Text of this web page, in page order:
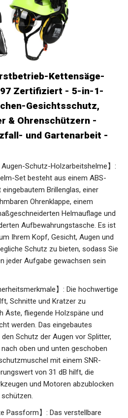
Kettensäge-
Zertifiziert - 5-in-1-
Gesichtsschutz,
& Ohrenschützern -
und Gartenarbeit -
Augen-Schutz-Holzarbeitshelme】:
Set besteht aus einem ABS-
Brillenglas, einer
Ohrenklappe, einem
Helmauflage und
Aufbewahrungstasche. Es ist
Ihrem Kopf, Gesicht, Augen und
Schutz zu bieten, sodass Sie
jeder Aufgabe gewachsen sein
】: Die hochwertige
Schnitte und Kratzer zu
Äste, fliegende Holzspäne und
werden. Das eingebautes
Schutz der Augen vor Splitter,
oben und unten geschoben
mit einem SNR-
von 31 dB hilft, die
und Motoren abzublocken
Passform】: Das verstellbare